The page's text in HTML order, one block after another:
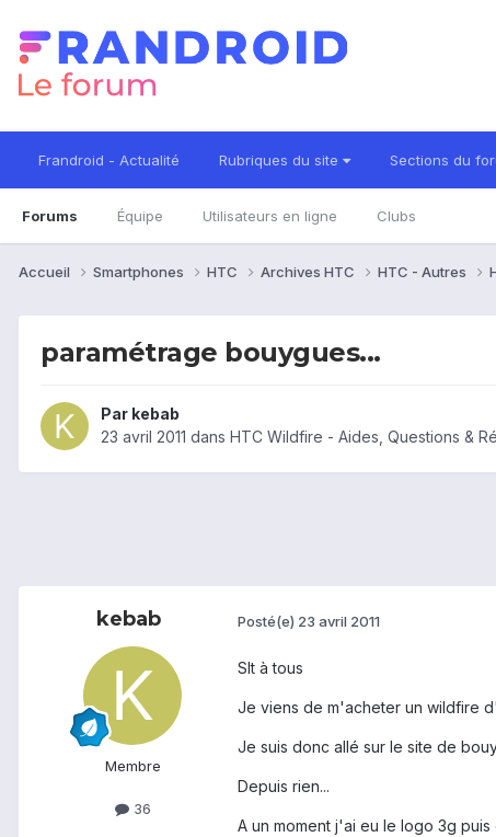
Frandroid - Actualité Rubriques du site Sections du
Forums Équipe Utilisateurs en ligne Clubs
Accueil Smartphones HTC Archives HTC HTC - Autres
paramétrage bouygues...
Par kebab
23 avril 2011 dans HTC Wildfire - Aides, Questions &
kebab
Membre
36
Posté(e) 23 avril 2011
Slt à tous
Je viens de m'acheter un wildfire
Je suis donc allé sur le site de
Depuis rien...
A un moment j'ai eu le logo 3g puis